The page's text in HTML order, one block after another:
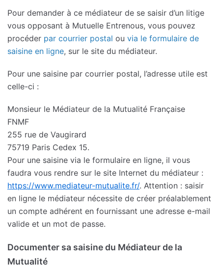
Pour demander à ce médiateur de se saisir d’un litige
vous opposant à Mutuelle Entrenous, vous pouvez
procéder par courrier postal ou via le formulaire de
saisine en ligne, sur le site du médiateur.
Pour une saisine par courrier postal, l’adresse utile est
celle-ci :
Monsieur le Médiateur de la Mutualité Française
FNMF
255 rue de Vaugirard
75719 Paris Cedex 15.
Pour une saisine via le formulaire en ligne, il vous
faudra vous rendre sur le site Internet du médiateur :
https://www.mediateur-mutualite.fr/. Attention : saisir
en ligne le médiateur nécessite de créer préalablement
un compte adhérent en fournissant une adresse e-mail
valide et un mot de passe.
Documenter sa saisine du Médiateur de la
Mutualité